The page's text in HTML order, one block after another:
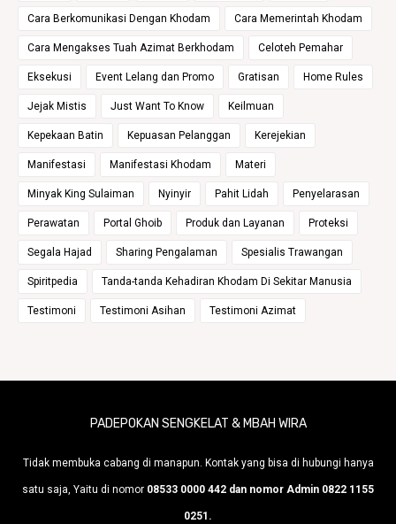
Cara Berkomunikasi Dengan Khodam Cara Memerintah Khodam
Cara Mengakses Tuah Azimat Berkhodam Celoteh Pemahar
Eksekusi Event Lelang dan Promo Gratisan Home Rules
Jejak Mistis Just Want To Know Keilmuan
Kepekaan Batin Kepuasan Pelanggan Kerejekian
Manifestasi Manifestasi Khodam Materi
Minyak King Sulaiman Nyinyir Pahit Lidah Penyelarasan
Perawatan Portal Ghoib Produk dan Layanan Proteksi
Segala Hajad Sharing Pengalaman Spesialis Trawangan
Spiritpedia Tanda-tanda Kehadiran Khodam Di Sekitar Manusia
Testimoni Testimoni Asihan Testimoni Azimat
PADEPOKAN SENGKELAT & MBAH WIRA
Tidak membuka cabang di manapun. Kontak yang bisa di hubungi hanya
satu saja, Yaitu di nomor 08533 0000 442 dan nomor Admin 0822 1155
0251.